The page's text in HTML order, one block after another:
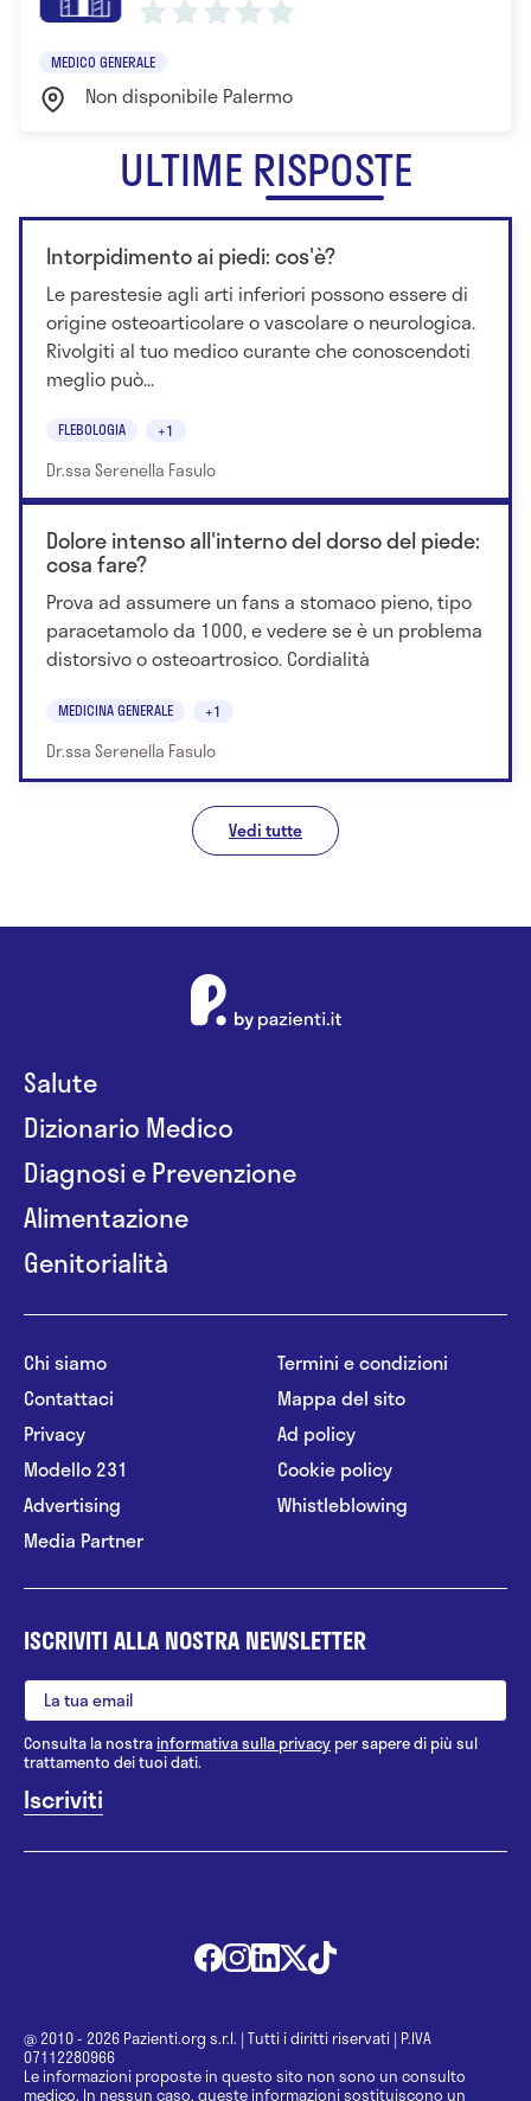
MEDICO GENERALE
Non disponibile Palermo
ULTIME RISPOSTE
Intorpidimento ai piedi: cos'è?
Le parestesie agli arti inferiori possono essere di
origine osteoarticolare o vascolare o neurologica.
Rivolgiti al tuo medico curante che conoscendoti
meglio può...
FLEBOLOGIA +1
Dr.ssa Serenella Fasulo
Dolore intenso all'interno del dorso del piede:
cosa fare?
Prova ad assumere un fans a stomaco pieno, tipo
paracetamolo da 1000, e vedere se è un problema
distorsivo o osteoartrosico. Cordialità
MEDICINA GENERALE +1
Dr.ssa Serenella Fasulo
Vedi tutte
Salute
Dizionario Medico
Diagnosi e Prevenzione
Alimentazione
Genitorialità
Chi siamo
Contattaci
Privacy
Modello 231
Advertising
Media Partner
Termini e condizioni
Mappa del sito
Ad policy
Cookie policy
Whistleblowing
ISCRIVITI ALLA NOSTRA NEWSLETTER
Consulta la nostrainformativa sulla privacy per sapere di più sul
trattamento dei tuoi dati.
@ 2010 - 2026 Pazienti.org s.r.l. | Tutti i diritti riservati | P.IVA
07112280966
Le informazioni proposte in questo sito non sono un consulto
medico. In nessun caso, queste informazioni sostituiscono un